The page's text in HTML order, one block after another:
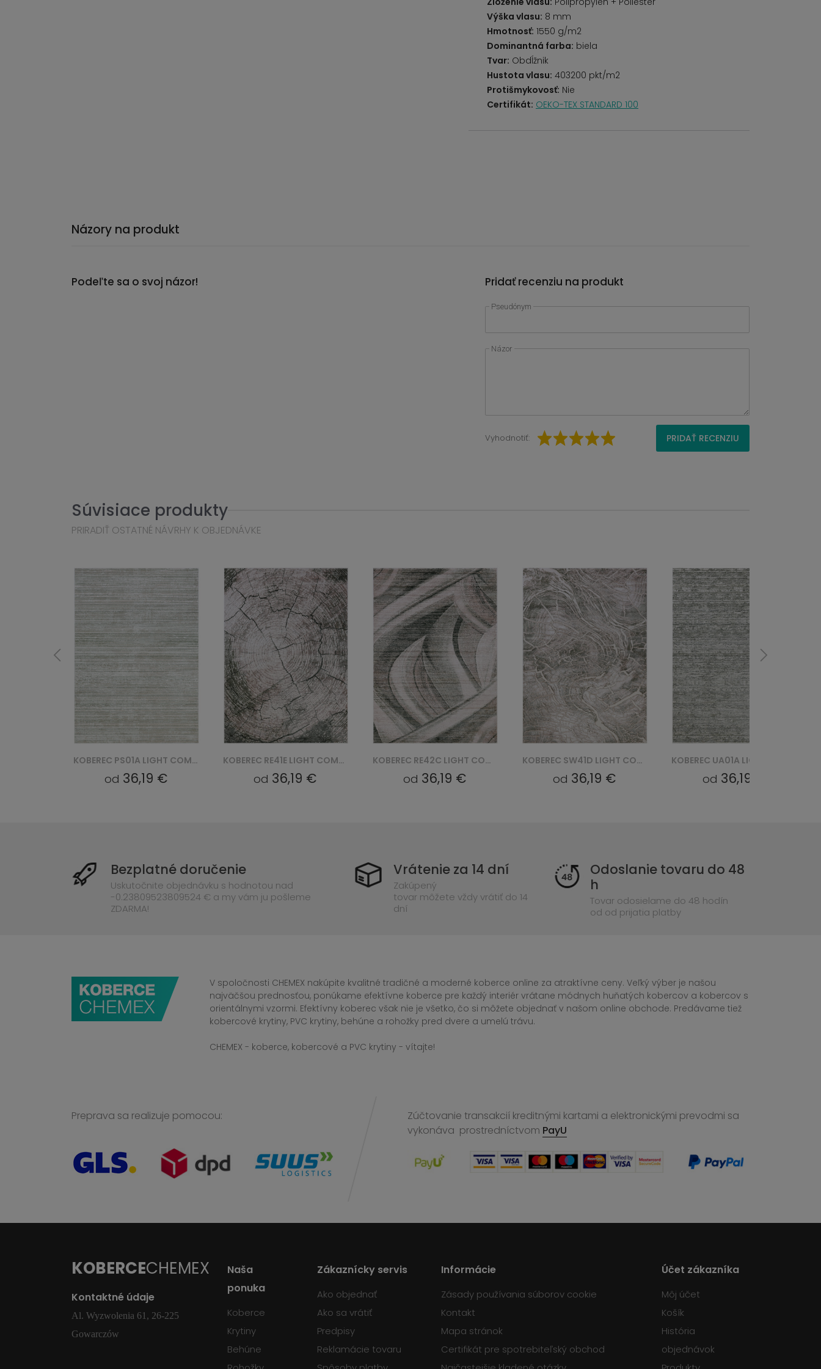
Výška vlasu: 8 mm
Hmotnosť: 1550 g/m2
Dominantná farba: biela
Tvar: Obdĺžnik
Hustota vlasu: 403200 pkt/m2
Protišmykovosť: Nie
Certifikát: OEKO-TEX STANDARD 100
Názory na produkt
Podeľte sa o svoj názor! Pridať recenziu na produkt
Pseudónym
Názor
Vyhodnotiť: PRIDAŤ RECENZIU
Súvisiace produkty
PRIRADIŤ OSTATNÉ NÁVRHY K OBJEDNÁVKE
KOBEREC PS01A LIGHT COMO YAT - ZIELONY
od 36,19 €
KOBEREC RE41E LIGHT COMO YAT - BEŻOWY
od 36,19 €
KOBEREC RE42C LIGHT COMO YAT - BEŻOWY
od 36,19 €
KOBEREC SW41D LIGHT COMO YAT - BEŻOWY
od 36,19 € od 36,19 €
Bezplatné doručenie
Uskutočnite objednávku s hodnotou nad
-0.23809523809524 € a my vám ju pošleme
ZDARMA!
Vrátenie za 14 dní
Zakúpený
tovar môžete vždy vrátiť do 14
dní
Odoslanie tovaru do 48
h
Tovar odosielame do 48 hodín
od od prijatia platby
V spoločnosti CHEMEX nakúpite kvalitné tradičné a moderné koberce online za atraktívne ceny. Veľký výber je našou
najväčšou prednosťou, ponúkame efektívne koberce pre každý interiér vrátane módnych huňatých kobercov a kobercov s
orientálnymi vzormi. Efektívny koberec však nie je všetko, čo si môžete objednať v našom online obchode. Predávame tiež
kobercové krytiny, PVC krytiny, behúne a rohožky pred dvere a umelú trávu.
CHEMEX - koberce, kobercové a PVC krytiny - vítajte!
Preprava sa realizuje pomocou:
Zúčtovanie transakcií kreditnými kartami a elektronickými prevodmi sa
vykonáva prostredníctvom PayU
KOBERCECHEMEX
Kontaktné údaje
Al. Wyzwolenia 61, 26-225
Gowarczów
Naša
ponuka
Koberce
Krytiny
Behúne
Zákaznícky servis
Ako objednať
Ako sa vrátiť
Predpisy
Reklamácie tovaru
Informácie
Zásady používania súborov cookie
Kontakt
Mapa stránok
Certifikát pre spotrebiteľský obchod
Účet zákazníka
Môj účet
Košík
História
objednávok